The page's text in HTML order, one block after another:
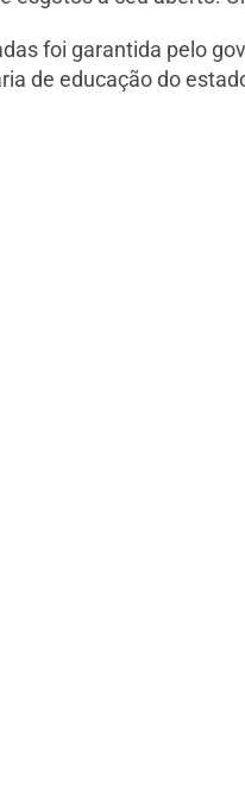
foi garantida pelo
de educação do